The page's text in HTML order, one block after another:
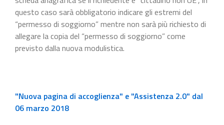
questo caso sarà obbligatorio indicare gli estremi del
“permesso di soggiorno” mentre non sarà più richiesto di
allegare la copia del “permesso di soggiorno” come
previsto dalla nuova modulistica.
"Nuova pagina di accoglienza" e "Assistenza 2.0" dal
06 marzo 2018